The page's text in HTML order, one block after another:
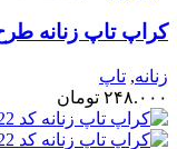
کراپ تاپ زنانه طرح
زنانه, تاپ
۲۴۸.۰۰۰ تومان